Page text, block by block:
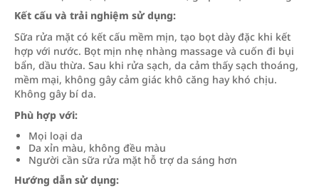
Kết cấu và trải nghiệm sử dụng:
Sữa rửa mặt có kết cấu mềm mịn, tạo bọt dày đặc khi kết
hợp với nước. Bọt mịn nhẹ nhàng massage và cuốn đi bụi
bẩn, dầu thừa. Sau khi rửa sạch, da cảm thấy sạch thoáng,
mềm mại, không gây cảm giác khô căng hay khó chịu.
Không gây bí da.
Phù hợp với:
Mọi loại da
Da xỉn màu, không đều màu
Người cần sữa rửa mặt hỗ trợ da sáng hơn
Hướng dẫn sử dụng: